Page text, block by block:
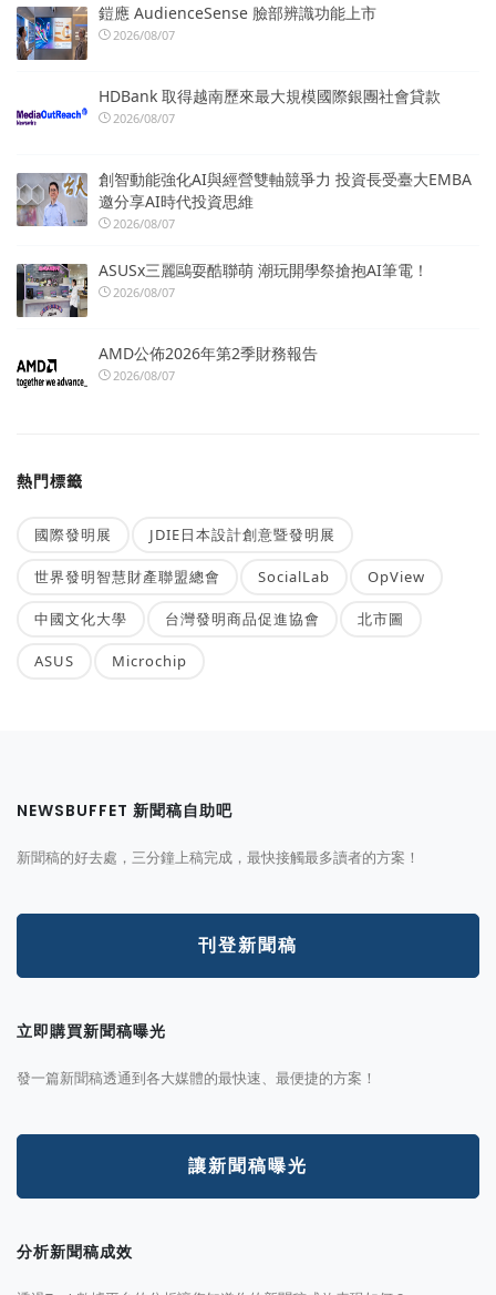
鎧應 AudienceSense 臉部辨識功能上市
2026/08/07
HDBank 取得越南歷來最大規模國際銀團社會貸款
2026/08/07
創智動能強化AI與經營雙軸競爭力 投資長受臺大EMBA
邀分享AI時代投資思維
2026/08/07
ASUSx三麗鷗耍酷聯萌 潮玩開學祭搶抱AI筆電！
2026/08/07
AMD公佈2026年第2季財務報告
2026/08/07
熱門標籤
國際發明展 JDIE日本設計創意暨發明展
世界發明智慧財產聯盟總會 SocialLab OpView
中國文化大學 台灣發明商品促進協會 北市圖
ASUS Microchip
NEWSBUFFET 新聞稿自助吧
新聞稿的好去處，三分鐘上稿完成，最快接觸最多讀者的方案！
刊登新聞稿
立即購買新聞稿曝光
發一篇新聞稿透通到各大媒體的最快速、最便捷的方案！
讓新聞稿曝光
分析新聞稿成效